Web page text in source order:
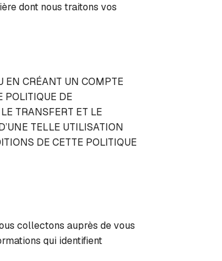
dont nous traitons vos
EN CRÉANT UN COMPTE
POLITIQUE DE
TRANSFERT ET LE
TELLE UTILISATION
DE CETTE POLITIQUE
collectons auprès de vous
qui identifient